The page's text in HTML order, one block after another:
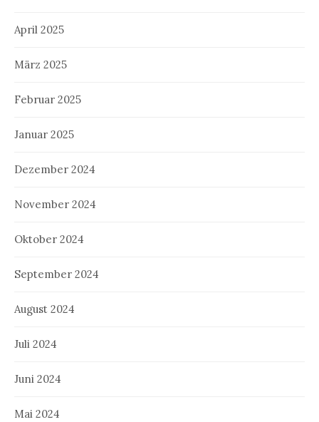
April 2025
März 2025
Februar 2025
Januar 2025
Dezember 2024
November 2024
Oktober 2024
September 2024
August 2024
Juli 2024
Juni 2024
Mai 2024